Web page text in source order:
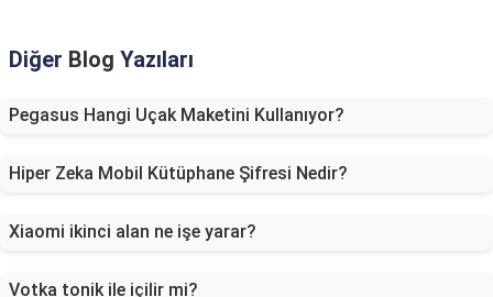
Diğer Blog Yazıları
Pegasus Hangi Uçak Maketini Kullanıyor?
Hiper Zeka Mobil Kütüphane Şifresi Nedir?
Xiaomi ikinci alan ne işe yarar?
Votka tonik ile içilir mi?